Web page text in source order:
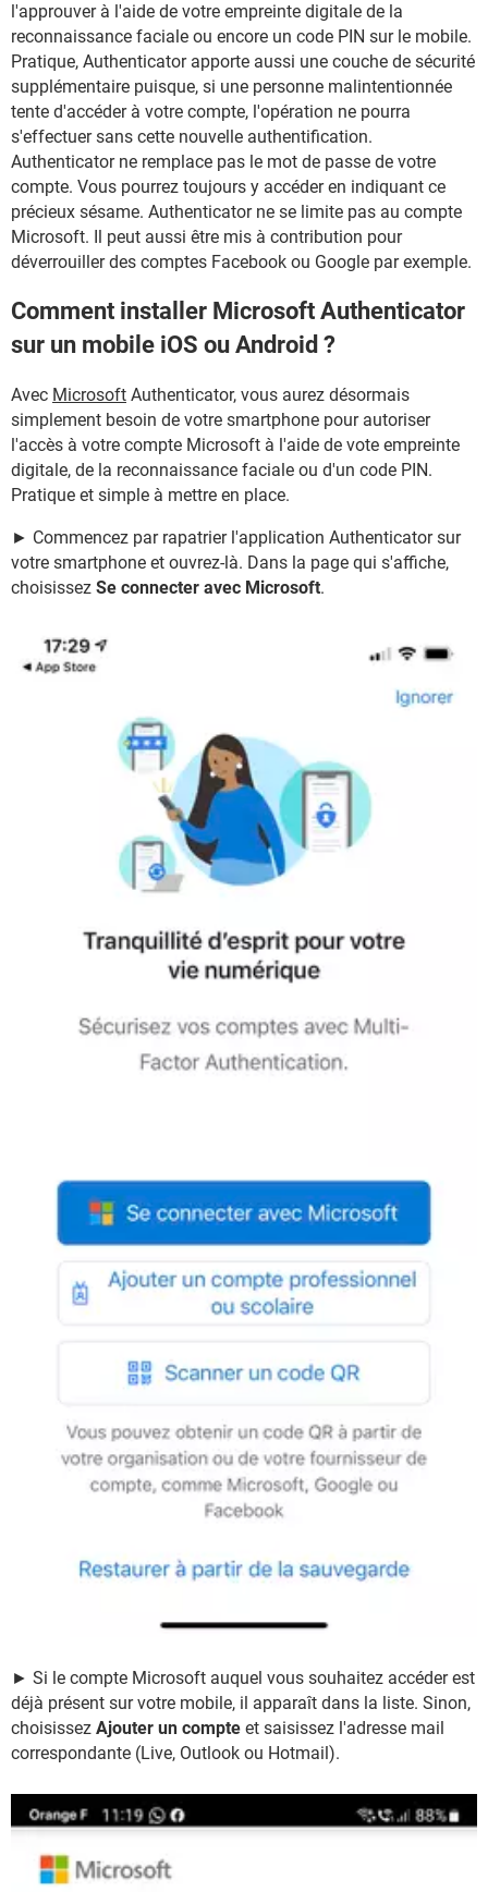
l'approuver à l'aide de votre empreinte digitale de la
reconnaissance faciale ou encore un code PIN sur le mobile.
Pratique, Authenticator apporte aussi une couche de sécurité
supplémentaire puisque, si une personne malintentionnée
tente d'accéder à votre compte, l'opération ne pourra
s'effectuer sans cette nouvelle authentification.
Authenticator ne remplace pas le mot de passe de votre
compte. Vous pourrez toujours y accéder en indiquant ce
précieux sésame. Authenticator ne se limite pas au compte
Microsoft. Il peut aussi être mis à contribution pour
déverrouiller des comptes Facebook ou Google par exemple.
Comment installer Microsoft Authenticator
sur un mobile iOS ou Android ?
Avec Microsoft Authenticator, vous aurez désormais
simplement besoin de votre smartphone pour autoriser
l'accès à votre compte Microsoft à l'aide de vote empreinte
digitale, de la reconnaissance faciale ou d'un code PIN.
Pratique et simple à mettre en place.
► Commencez par rapatrier l'application Authenticator sur
votre smartphone et ouvrez-là. Dans la page qui s'affiche,
choisissez Se connecter avec Microsoft.
► Si le compte Microsoft auquel vous souhaitez accéder est
déjà présent sur votre mobile, il apparaît dans la liste. Sinon,
choisissez Ajouter un compte et saisissez l'adresse mail
correspondante (Live, Outlook ou Hotmail).